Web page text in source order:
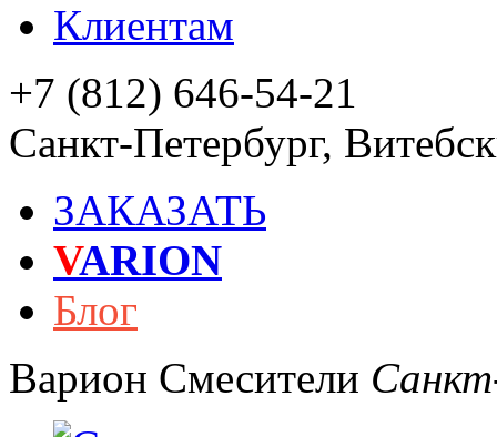
Клиентам
+7 (812) 646-54-21
Санкт-Петербург,
ЗАКАЗАТЬ
VARION
Блог
Варион Смесители